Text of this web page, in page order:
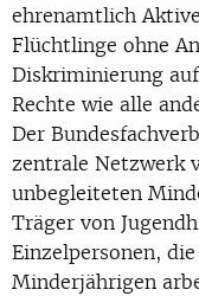
ehrenamtlich
Flüchtlinge ohne
Diskriminierung
Rechte wie alle
Der
zentrale Netzwerk
unbegleiteten
Träger von
Einzelpersonen,
Minderjährigen